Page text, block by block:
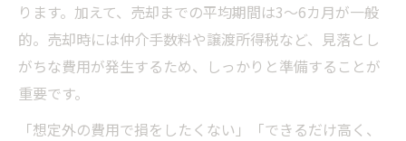
ります。加えて、売却までの平均期間は3～6カ月が一般
的。売却時には仲介手数料や譲渡所得税など、見落とし
がちな費用が発生するため、しっかりと準備することが
重要です。
「想定外の費用で損をしたくない」「できるだけ高く、